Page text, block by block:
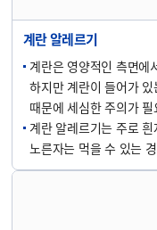
계란 알레르기
계란은 영양적인 측면에
하지만 계란이 들어가
때문에 세심한 주의가
계란 알레르기는 주로
노른자는 먹을 수 있는